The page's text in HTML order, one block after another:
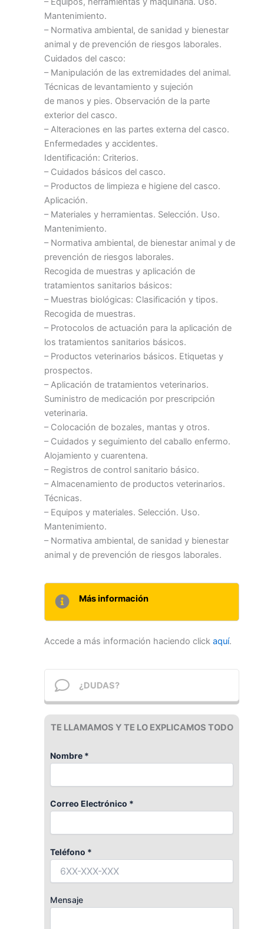
Mantenimiento.
– Normativa ambiental, de sanidad y bienestar
animal y de prevención de riesgos laborales.
Cuidados del casco:
– Manipulación de las extremidades del animal.
Técnicas de levantamiento y sujeción
de manos y pies. Observación de la parte
exterior del casco.
– Alteraciones en las partes externa del casco.
Enfermedades y accidentes.
Identificación: Criterios.
– Cuidados básicos del casco.
– Productos de limpieza e higiene del casco.
Aplicación.
– Materiales y herramientas. Selección. Uso.
Mantenimiento.
– Normativa ambiental, de bienestar animal y de
prevención de riesgos laborales.
Recogida de muestras y aplicación de
tratamientos sanitarios básicos:
– Muestras biológicas: Clasificación y tipos.
Recogida de muestras.
– Protocolos de actuación para la aplicación de
los tratamientos sanitarios básicos.
– Productos veterinarios básicos. Etiquetas y
prospectos.
– Aplicación de tratamientos veterinarios.
Suministro de medicación por prescripción
veterinaria.
– Colocación de bozales, mantas y otros.
– Cuidados y seguimiento del caballo enfermo.
Alojamiento y cuarentena.
– Registros de control sanitario básico.
– Almacenamiento de productos veterinarios.
Técnicas.
– Equipos y materiales. Selección. Uso.
Mantenimiento.
– Normativa ambiental, de sanidad y bienestar
animal y de prevención de riesgos laborales.
Más información
Accede a más información haciendo click aquí.
¿DUDAS?
TE LLAMAMOS Y TE LO EXPLICAMOS TODO
Nombre *
Correo Electrónico *
Teléfono *
Mensaje